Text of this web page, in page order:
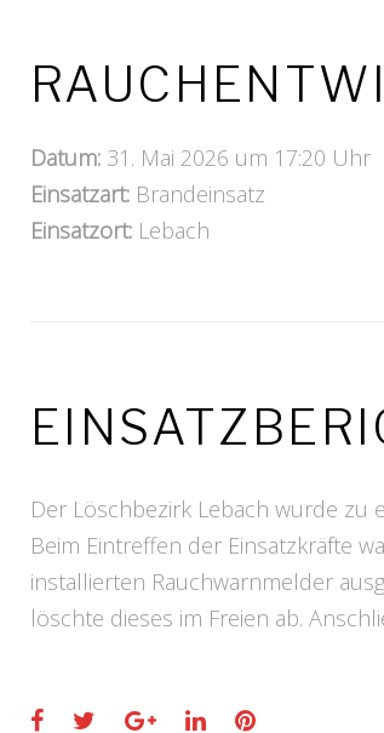
Datum: 31. Mai 2026 um 17:20 Uhr
Einsatzart: Brandeinsatz
Einsatzort: Lebach
Der Löschbezirk Lebach wurde zu
Beim Eintreffen der Einsatzkräfte
installierten Rauchwarnmelder
löschte dieses im Freien ab.
Facebook
TwitterGoogle+LinkedInPinterest